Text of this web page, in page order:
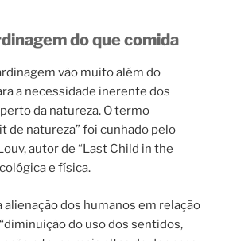
do que comida
vão muito além do
a necessidade inerente dos
da natureza. O termo
de natureza” foi cunhado pelo
autor de “Last Child in the
e física.
alienação dos humanos em relação
do uso dos sentidos,